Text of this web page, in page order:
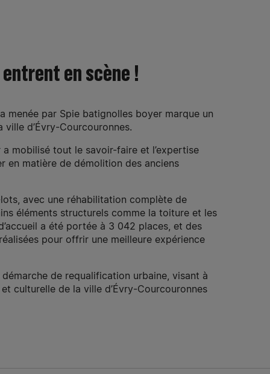
entrent en scène !
menée par Spie batignolles boyer marque un
d’Évry-Courcouronnes.
mobilisé tout le savoir-faire et l’expertise
en matière de démolition des anciens
avec une réhabilitation complète de
éléments structurels comme la toiture et les
a été portée à 3 042 places, et des
pour offrir une meilleure expérience
de requalification urbaine, visant à
culturelle de la ville d’Évry-Courcouronnes